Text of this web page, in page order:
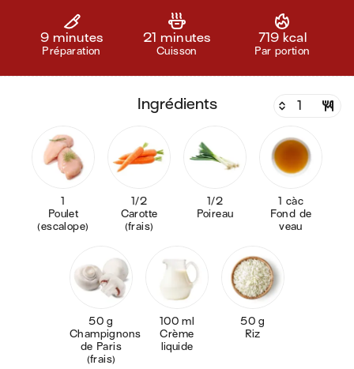
9 minutes
Préparation
21 minutes
Cuisson
719 kcal
Par portion
ingrédients
1
Poulet
(escalope)
1/2
Carotte
(frais)
1/2
Poireau
1 càc
Fond de
veau
50 g
Champignons
de Paris
(frais)
100 ml
Crème
liquide
50 g
Riz